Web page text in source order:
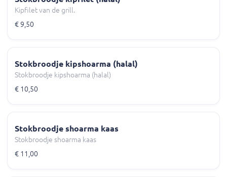
Kipfilet van de grill.
€ 9,50
Stokbroodje kipshoarma (halal)
Stokbroodje kipshoarma (halal)
€ 10,50
Stokbroodje shoarma kaas
Stokbroodje shoarma kaas
€ 11,00